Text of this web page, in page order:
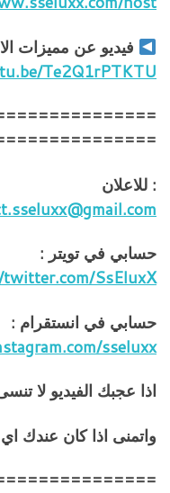
فيديو عن مميزات
Te2Q1rPTKTU
: للاعلان
حسابي في تويتر :
SsEluxX
حسابي في انستقرام :
sseluxx
اذا عجبك الفيديو لا
واتمنى اذا كان عندك